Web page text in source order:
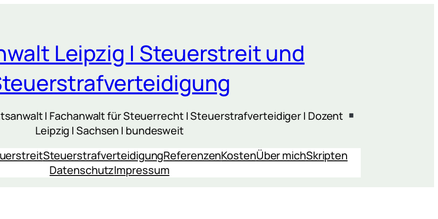
Leipzig | Steuerstreit und
| Fachanwalt für Steuerrecht | Steuerstrafverteidiger | Dozent
Leipzig | Sachsen | bundesweit
SteuerstrafverteidigungReferenzenKostenÜber michSkripten
DatenschutzImpressum